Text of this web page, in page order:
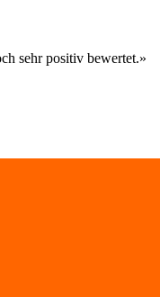
sehr positiv bewertet.»